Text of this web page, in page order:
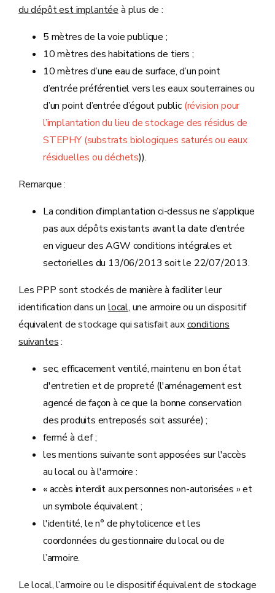
du dépôt est implantée à plus de :
5 mètres de la voie publique ;
10 mètres des habitations de tiers ;
10 mètres d’une eau de surface, d’un point
d’entrée préférentiel vers les eaux souterraines ou
d’un point d’entrée d’égout public (révision pour
l’implantation du lieu de stockage des résidus de
STEPHY (substrats biologiques saturés ou eaux
résiduelles ou déchets)).
Remarque :
La condition d’implantation ci-dessus ne s’applique
pas aux dépôts existants avant la date d’entrée
en vigueur des AGW conditions intégrales et
sectorielles du 13/06/2013 soit le 22/07/2013.
Les PPP sont stockés de manière à faciliter leur
identification dans un local, une armoire ou un dispositif
équivalent de stockage qui satisfait auxconditions
suivantes:
sec, efficacement ventilé, maintenu en bon état
d'entretien et de propreté (l'aménagement est
agencé de façon à ce que la bonne conservation
des produits entreposés soit assurée) ;
fermé à clef ;
les mentions suivante sont apposées sur l'accès
au local ou à l'armoire :
« accès interdit aux personnes non-autorisées » et
un symbole équivalent ;
l'identité, le n° de phytolicence et les
coordonnées du gestionnaire du local ou de
l’armoire.
Le local, l’armoire ou le dispositif équivalent de stockage